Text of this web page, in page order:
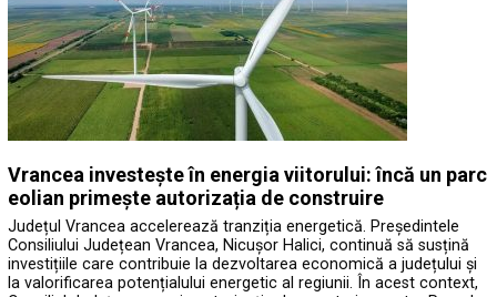
Vrancea investește în energia viitorului: încă un parc
eolian primește autorizația de construire
Județul Vrancea accelerează tranziția energetică. Președintele
Consiliului Județean Vrancea, Nicușor Halici, continuă să susțină
investițiile care contribuie la dezvoltarea economică a județului și
la valorificarea potențialului energetic al regiunii. În acest context,